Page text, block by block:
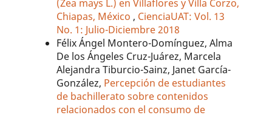
(Zea mays L.) en Villaflores y Villa Corzo,
Chiapas, México , CienciaUAT: Vol. 13
No. 1: Julio-Diciembre 2018
Félix Ángel Montero-Domínguez, Alma
De los Ángeles Cruz-Juárez, Marcela
Alejandra Tiburcio-Sainz, Janet García-
González, Percepción de estudiantes
de bachillerato sobre contenidos
relacionados con el consumo de